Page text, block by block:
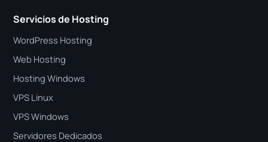
Servicios de Hosting
WordPress Hosting
Web Hosting
Hosting Windows
VPS Linux
VPS Windows
Servidores Dedicados